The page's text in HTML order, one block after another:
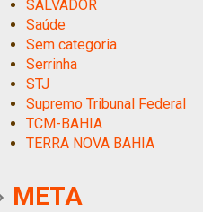
SALVADOR
Saúde
Sem categoria
Serrinha
STJ
Supremo Tribunal Federal
TCM-BAHIA
TERRA NOVA BAHIA
META